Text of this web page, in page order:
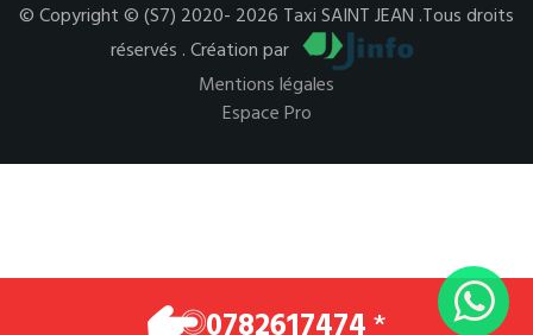
© Copyright © (S7) 2020- 2026 Taxi SAINT JEAN .Tous droits
réservés . Création par
Mentions légales
Espace Pro